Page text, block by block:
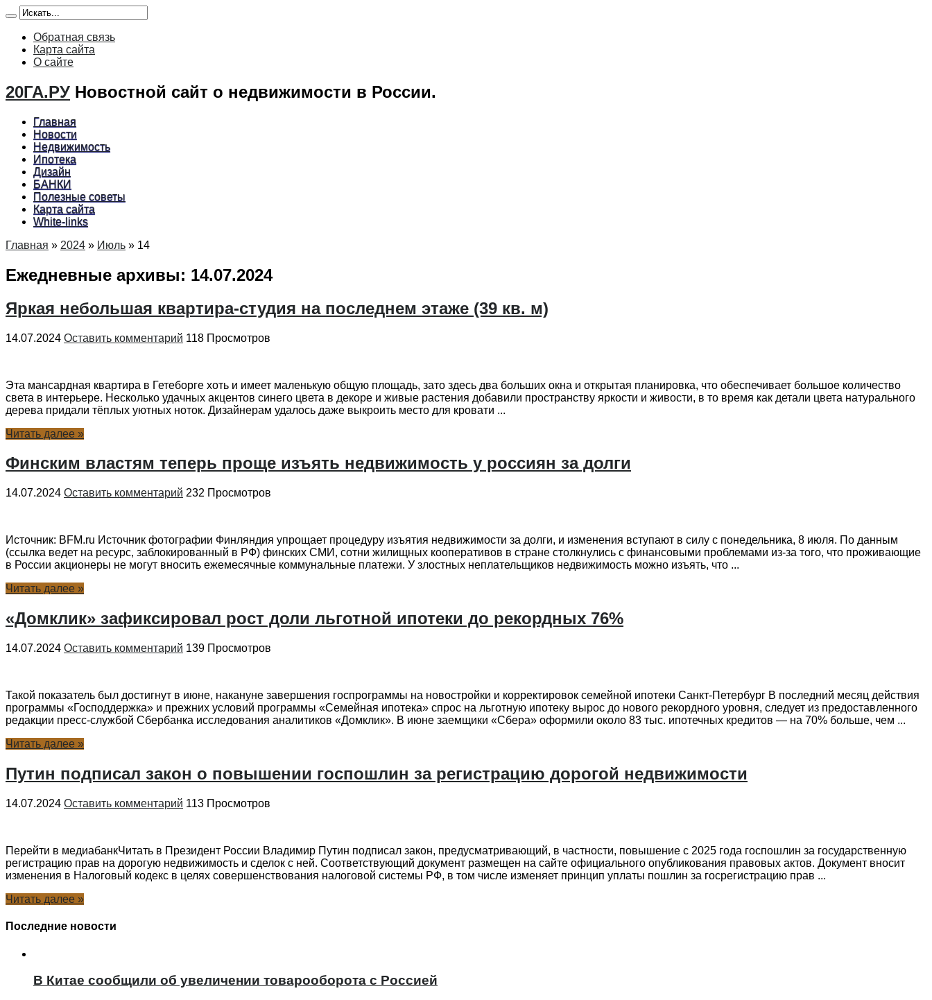
Обратная связь
Карта сайта
О сайте
20ГА.РУ Новостной сайт о недвижимости в России.
Главная
Новости
Недвижимость
Ипотека
Дизайн
БАНКИ
Полезные советы
Карта сайта
White-links
Главная » 2024 » Июль » 14
Ежедневные архивы: 14.07.2024
Яркая небольшая квартира-студия на последнем этаже (39 кв. м)
14.07.2024 Оставить комментарий 118 Просмотров
Эта мансардная квартира в Гетеборге хоть и имеет маленькую общую площадь, зато здесь два больших окна и открытая планировка, что обеспечивает большое количество
света в интерьере. Несколько удачных акцентов синего цвета в декоре и живые растения добавили пространству яркости и живости, в то время как детали цвета натурального
дерева придали тёплых уютных ноток. Дизайнерам удалось даже выкроить место для кровати ...
Читать далее »
Финским властям теперь проще изъять недвижимость у россиян за долги
14.07.2024 Оставить комментарий 232 Просмотров
Источник: BFM.ru Источник фотографии Финляндия упрощает процедуру изъятия недвижимости за долги, и изменения вступают в силу с понедельника, 8 июля. По данным
(ссылка ведет на ресурс, заблокированный в РФ) финских СМИ, сотни жилищных кооперативов в стране столкнулись с финансовыми проблемами из-за того, что проживающие
в России акционеры не могут вносить ежемесячные коммунальные платежи. У злостных неплательщиков недвижимость можно изъять, что ...
Читать далее »
«Домклик» зафиксировал рост доли льготной ипотеки до рекордных 76%
14.07.2024 Оставить комментарий 139 Просмотров
Такой показатель был достигнут в июне, накануне завершения госпрограммы на новостройки и корректировок семейной ипотеки Санкт-Петербург В последний месяц действия
программы «Господдержка» и прежних условий программы «Семейная ипотека» спрос на льготную ипотеку вырос до нового рекордного уровня, следует из предоставленного
редакции пресс-службой Сбербанка исследования аналитиков «Домклик». В июне заемщики «Сбера» оформили около 83 тыс. ипотечных кредитов — на 70% больше, чем ...
Читать далее »
Путин подписал закон о повышении госпошлин за регистрацию дорогой недвижимости
14.07.2024 Оставить комментарий 113 Просмотров
Перейти в медиабанкЧитать в Президент России Владимир Путин подписал закон, предусматривающий, в частности, повышение с 2025 года госпошлин за государственную
регистрацию прав на дорогую недвижимость и сделок с ней. Соответствующий документ размещен на сайте официального опубликования правовых актов. Документ вносит
изменения в Налоговый кодекс в целях совершенствования налоговой системы РФ, в том числе изменяет принцип уплаты пошлин за госрегистрацию прав ...
Читать далее »
Последние новости
В Китае сообщили об увеличении товарооборота с Россией